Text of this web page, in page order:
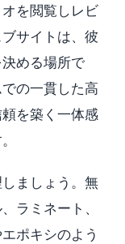
を閲覧しレビ
サイトは、彼
める場所で
の一貫した高
を築く一体感
ましょう。無
ラミネート、
ポキシのよう